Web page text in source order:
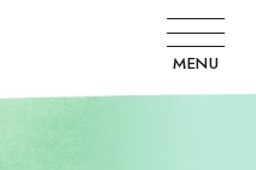
MENU